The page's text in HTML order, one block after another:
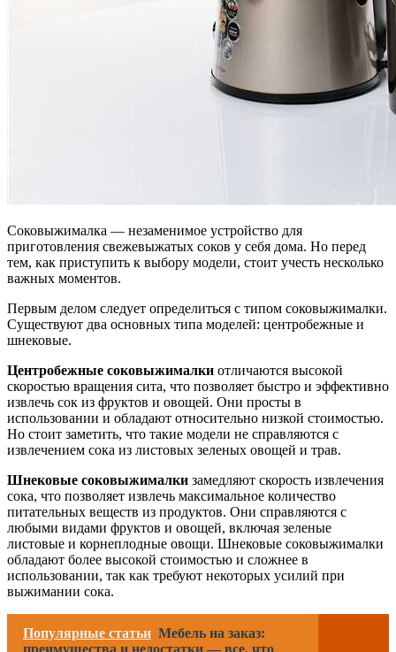
Соковыжималка — незаменимое устройство для
приготовления свежевыжатых соков у себя дома. Но перед
тем, как приступить к выбору модели, стоит учесть несколько
важных моментов.
Первым делом следует определиться с типом соковыжималки.
Существуют два основных типа моделей: центробежные и
шнековые.
Центробежные соковыжималки отличаются высокой
скоростью вращения сита, что позволяет быстро и эффективно
извлечь сок из фруктов и овощей. Они просты в
использовании и обладают относительно низкой стоимостью.
Но стоит заметить, что такие модели не справляются с
извлечением сока из листовых зеленых овощей и трав.
Шнековые соковыжималки замедляют скорость извлечения
сока, что позволяет извлечь максимальное количество
питательных веществ из продуктов. Они справляются с
любыми видами фруктов и овощей, включая зеленые
листовые и корнеплодные овощи. Шнековые соковыжималки
обладают более высокой стоимостью и сложнее в
использовании, так как требуют некоторых усилий при
выжимании сока.
Популярные статьи Мебель на заказ:
преимущества и недостатки — все, что